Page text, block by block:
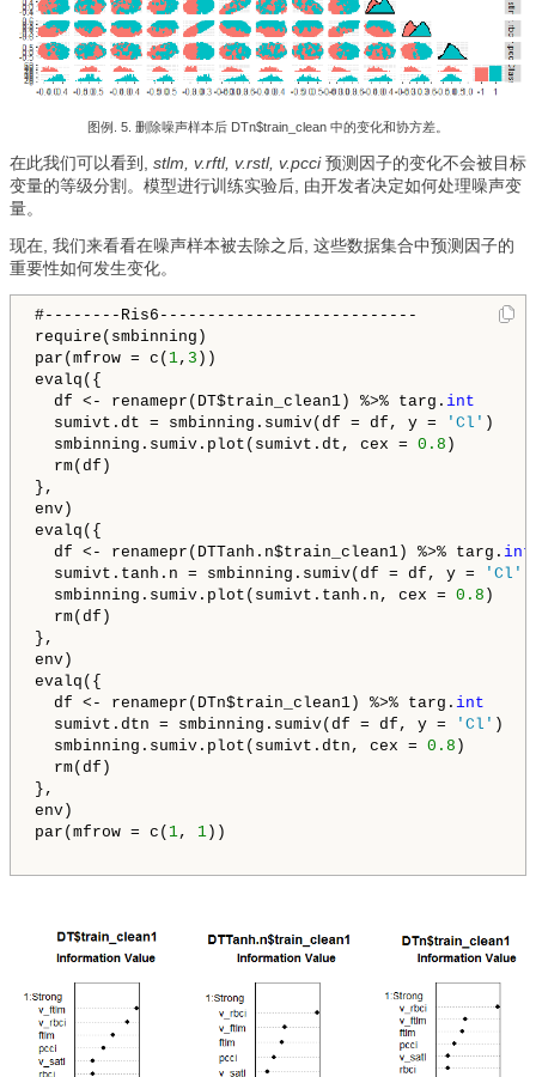
图例. 5. 删除噪声样本后 DTn$train_clean 中的变化和协方差。
在此我们可以看到, stlm, v.rftl, v.rstl, v.pcci预测因子的变化不会被目标
变量的等级分割。模型进行训练实验后, 由开发者决定如何处理噪声变
量。
现在, 我们来看看在噪声样本被去除之后, 这些数据集合中预测因子的
重要性如何发生变化。
#--------Ris6---------------------------
require(smbinning)
par(mfrow = c( 1, 3 ))
evalq({
df <- renamepr(DT$train_clean1) %>% targ. int
sumivt.dt = smbinning.sumiv(df = df, y =
'Cl' )
smbinning.sumiv.plot(sumivt.dt, cex = 0.8 )
rm(df)
},
env)
evalq({
df <- renamepr(DTTanh.n$train_clean1) %>% targ. int
sumivt.tanh.n = smbinning.sumiv(df = df, y =
'Cl'
smbinning.sumiv.plot(sumivt.tanh.n, cex = 0.8 )
rm(df)
},
env)
evalq({
df <- renamepr(DTn$train_clean1) %>% targ. int
sumivt.dtn = smbinning.sumiv(df = df, y =
'Cl' )
smbinning.sumiv.plot(sumivt.dtn, cex = 0.8 )
rm(df)
},
env)
par(mfrow = c( 1, 1))